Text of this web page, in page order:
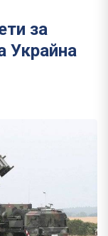
за
Украйна